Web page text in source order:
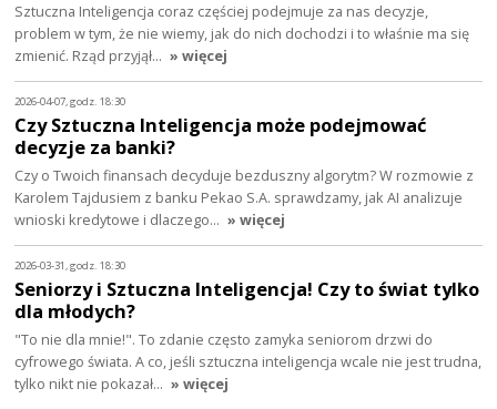
Sztuczna Inteligencja coraz częściej podejmuje za nas decyzje,
problem w tym, że nie wiemy, jak do nich dochodzi i to właśnie ma się
zmienić. Rząd przyjął… » więcej
2026-04-07, godz. 18:30
Czy Sztuczna Inteligencja może podejmować
decyzje za banki?
Czy o Twoich finansach decyduje bezduszny algorytm? W rozmowie z
Karolem Tajdusiem z banku Pekao S.A. sprawdzamy, jak AI analizuje
wnioski kredytowe i dlaczego… » więcej
2026-03-31, godz. 18:30
Seniorzy i Sztuczna Inteligencja! Czy to świat tylko
dla młodych?
"To nie dla mnie!". To zdanie często zamyka seniorom drzwi do
cyfrowego świata. A co, jeśli sztuczna inteligencja wcale nie jest trudna,
tylko nikt nie pokazał… » więcej